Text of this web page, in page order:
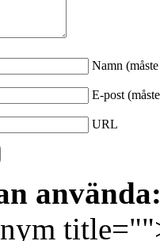
Namn
E-post
URL
använda: